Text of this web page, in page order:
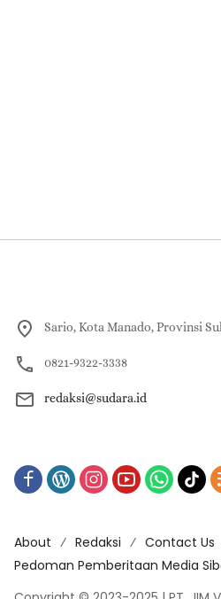
Sario, Kota Manado, Provinsi
0821-9322-3338
redaksi@sudara.id
About Redaksi
Contact Us
Pedoman Pemberitaan Media